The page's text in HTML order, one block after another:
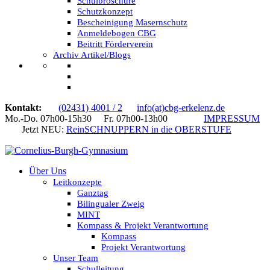
Schutzkonzept
Bescheinigung Masernschutz
Anmeldebogen CBG
Beitritt Förderverein
Archiv Artikel/Blogs
Kontakt: (02431) 4001 / 2
info(at)cbg-erkelenz.de
Mo.-Do. 07h00-15h30 Fr. 07h00-13h00 IMPRESSUM
Jetzt NEU: ReinSCHNUPPERN in die OBERSTUFE
Über Uns
Leitkonzepte
Ganztag
Bilingualer Zweig
MINT
Kompass & Projekt Verantwortung
Kompass
Projekt Verantwortung
Unser Team